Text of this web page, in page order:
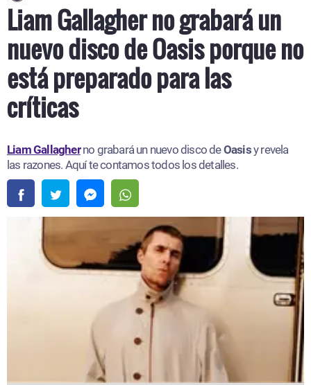
Liam Gallagher no grabará un
nuevo disco de Oasis porque no
está preparado para las
críticas
Liam Gallagherno grabará un nuevo disco deOasisy revela
las razones. Aquí te contamos todos los detalles.